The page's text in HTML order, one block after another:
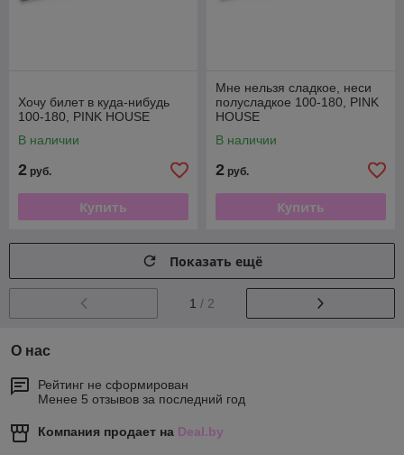
Хочу билет в куда-нибудь
100-180, PINK HOUSE
В наличии
2 руб.
Купить
Мне нельзя сладкое, неси
полусладкое 100-180, PINK
HOUSE
В наличии
2 руб.
Купить
Показать ещё
1 / 2
О нас
Рейтинг не сформирован
Менее 5 отзывов за последний год
Компания продает на Deal.by